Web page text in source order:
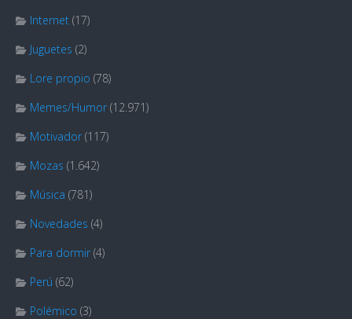
Internet (17)
Juguetes (2)
Lore propio (78)
Memes/Humor (12.971)
Motivador (117)
Mozas (1.642)
Música (781)
Novedades (4)
Para dormir (4)
Perú (62)
Polémico (3)